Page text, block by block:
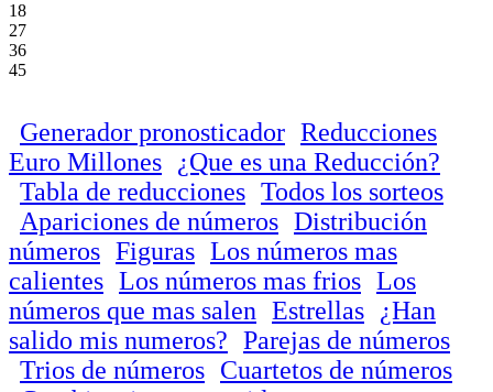
18
27
36
45
Generador pronosticador Reducciones
Euro Millones
¿Que es una Reducción?
Tabla de reducciones Todos los sorteos
Apariciones de números Distribución
números Figuras Los números mas
calientes Los números mas frios Los
números que mas salen Estrellas
¿Han
salido mis numeros? Parejas de números
Trios de números Cuartetos de números